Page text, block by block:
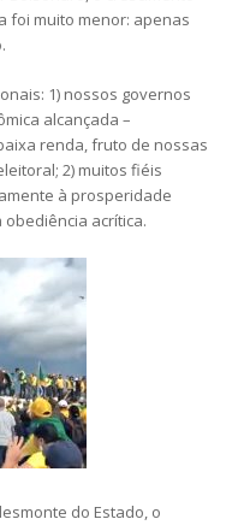
foi muito menor: apenas
1) nossos governos
alcançada –
renda, fruto de nossas
2) muitos fiéis
à prosperidade
acrítica.
do Estado, o